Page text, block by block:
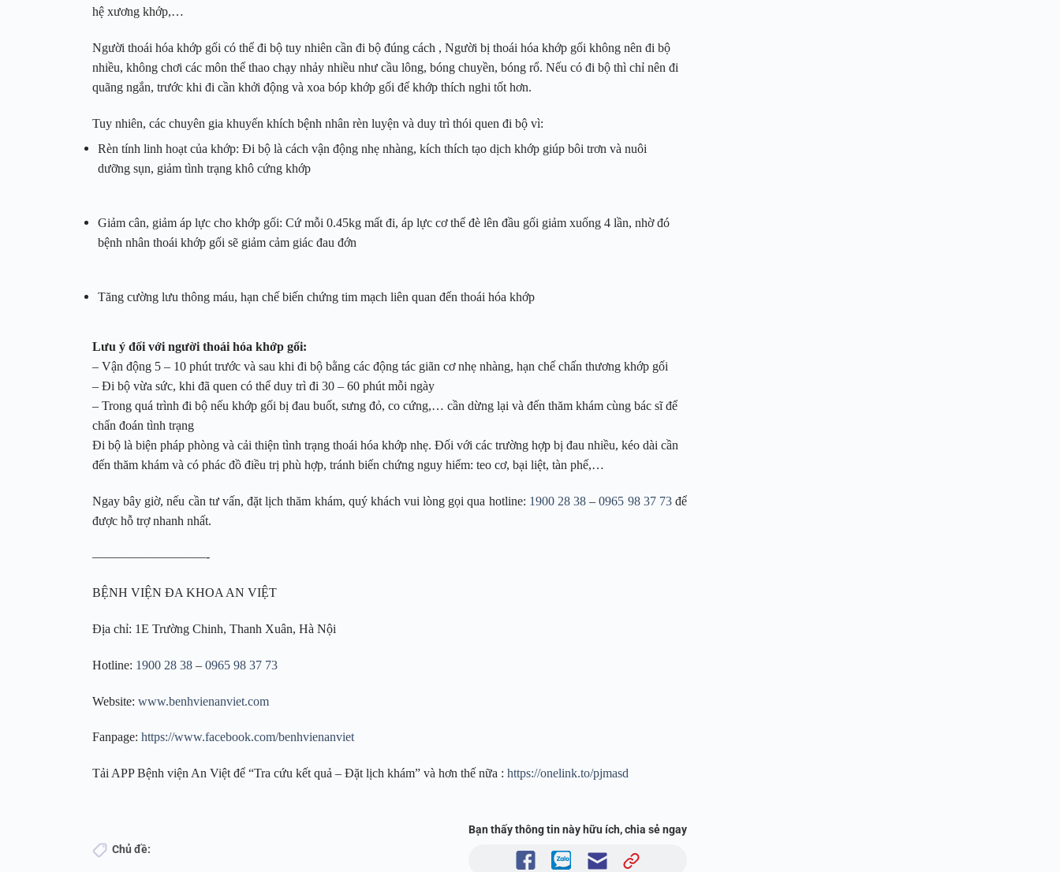
hệ xương khớp,…
Người thoái hóa khớp gối có thể đi bộ tuy nhiên cần đi bộ đúng cách , Người bị thoái hóa khớp gối không nên đi bộ
nhiều, không chơi các môn thể thao chạy nhảy nhiều như cầu lông, bóng chuyền, bóng rổ. Nếu có đi bộ thì chỉ nên đi
quãng ngắn, trước khi đi cần khởi động và xoa bóp khớp gối để khớp thích nghi tốt hơn.
Tuy nhiên, các chuyên gia khuyến khích bệnh nhân rèn luyện và duy trì thói quen đi bộ vì:
Rèn tính linh hoạt của khớp: Đi bộ là cách vận động nhẹ nhàng, kích thích tạo dịch khớp giúp bôi trơn và nuôi
dưỡng sụn, giảm tình trạng khô cứng khớp
Giảm cân, giảm áp lực cho khớp gối: Cứ mỗi 0.45kg mất đi, áp lực cơ thể đè lên đầu gối giảm xuống 4 lần, nhờ đó
bệnh nhân thoái khớp gối sẽ giảm cảm giác đau đớn
Tăng cường lưu thông máu, hạn chế biến chứng tim mạch liên quan đến thoái hóa khớp
Lưu ý đối với người thoái hóa khớp gối:
– Vận động 5 – 10 phút trước và sau khi đi bộ bằng các động tác giãn cơ nhẹ nhàng, hạn chế chấn thương khớp gối
– Đi bộ vừa sức, khi đã quen có thể duy trì đi 30 – 60 phút mỗi ngày
– Trong quá trình đi bộ nếu khớp gối bị đau buốt, sưng đỏ, co cứng,… cần dừng lại và đến thăm khám cùng bác sĩ để
chẩn đoán tình trạng
Đi bộ là biện pháp phòng và cải thiện tình trạng thoái hóa khớp nhẹ. Đối với các trường hợp bị đau nhiều, kéo dài cần
đến thăm khám và có phác đồ điều trị phù hợp, tránh biến chứng nguy hiểm: teo cơ, bại liệt, tàn phế,…
Ngay bây giờ, nếu cần tư vấn, đặt lịch thăm khám, quý khách vui lòng gọi qua hotline: 1900 28 38 –0965 98 37 73để
được hỗ trợ nhanh nhất.
—————————-
BỆNH VIỆN ĐA KHOA AN VIỆT
Địa chỉ: 1E Trường Chinh, Thanh Xuân, Hà Nội
Hotline: 1900 28 38 – 0965 98 37 73
Website: www.benhvienanviet.com
Fanpage: https://www.facebook.com/benhvienanviet
Tải APP Bệnh viện An Việt để “Tra cứu kết quả – Đặt lịch khám” và hơn thế nữa : https://onelink.to/pjmasd
Chủ đề:
Bạn thấy thông tin này hữu ích, chia sẻ ngay